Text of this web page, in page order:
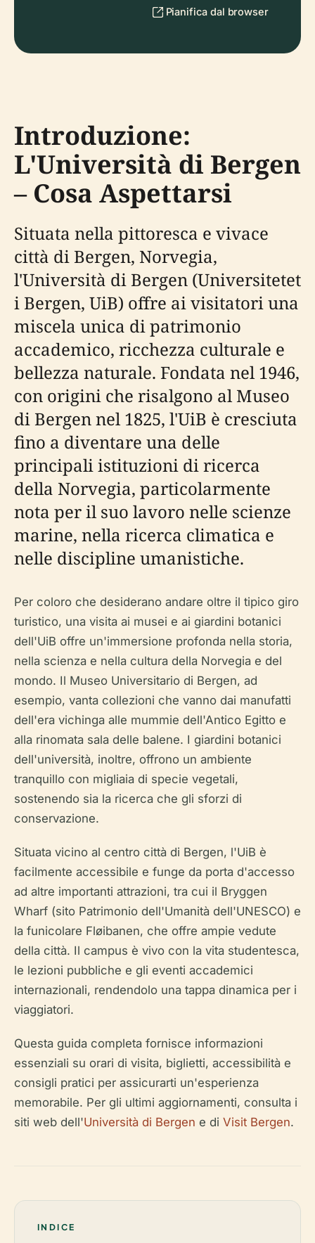
Pianifica dal browser
Introduzione:
L'Università di Bergen
– Cosa Aspettarsi
Situata nella pittoresca e vivace
città di Bergen, Norvegia,
l'Università di Bergen (Universitetet
i Bergen, UiB) offre ai visitatori una
miscela unica di patrimonio
accademico, ricchezza culturale e
bellezza naturale. Fondata nel 1946,
con origini che risalgono al Museo
di Bergen nel 1825, l'UiB è cresciuta
fino a diventare una delle
principali istituzioni di ricerca
della Norvegia, particolarmente
nota per il suo lavoro nelle scienze
marine, nella ricerca climatica e
nelle discipline umanistiche.
Per coloro che desiderano andare oltre il tipico giro
turistico, una visita ai musei e ai giardini botanici
dell'UiB offre un'immersione profonda nella storia,
nella scienza e nella cultura della Norvegia e del
mondo. Il Museo Universitario di Bergen, ad
esempio, vanta collezioni che vanno dai manufatti
dell'era vichinga alle mummie dell'Antico Egitto e
alla rinomata sala delle balene. I giardini botanici
dell'università, inoltre, offrono un ambiente
tranquillo con migliaia di specie vegetali,
sostenendo sia la ricerca che gli sforzi di
conservazione.
Situata vicino al centro città di Bergen, l'UiB è
facilmente accessibile e funge da porta d'accesso
ad altre importanti attrazioni, tra cui il Bryggen
Wharf (sito Patrimonio dell'Umanità dell'UNESCO) e
la funicolare Fløibanen, che offre ampie vedute
della città. Il campus è vivo con la vita studentesca,
le lezioni pubbliche e gli eventi accademici
internazionali, rendendolo una tappa dinamica per i
viaggiatori.
Questa guida completa fornisce informazioni
essenziali su orari di visita, biglietti, accessibilità e
consigli pratici per assicurarti un'esperienza
memorabile. Per gli ultimi aggiornamenti, consulta i
siti web dell'Università di Bergen e di Visit Bergen.
INDICE